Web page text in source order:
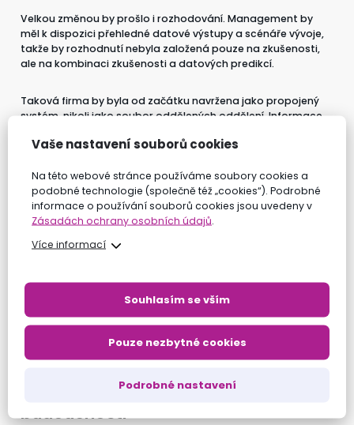
Velkou změnou by prošlo i rozhodování. Management by
měl k dispozici přehledné datové výstupy a scénáře vývoje,
takže by rozhodnutí nebyla založená pouze na zkušenosti,
ale na kombinaci zkušenosti a datových predikcí.
Taková firma by byla od začátku navržena jako propojený
systém, nikoli jako soubor oddělených oddělení. Informace
procházely celou organizací.
Už dnes existují firmy, které jsou z velké části
automatizované, a myslím si, že právě tímto směrem se
bude ubírat většina nově vznikajících podniků. Neznamená
to, že lidé zmizí z procesu, ale jejich role se posune od
vykonávání rutinní práce k dohledu nad systémy, řešení
Firmy založené dnes mají výhodu v tom, že nejsou zatížené
starými procesy. Mohou rovnou navrhnout fungování tak,
aby bylo efektivní, datově řízené a připravené na
AI jako konkurenční výhoda
budoucnosti
Vaše nastavení souborů cookies
Na této webové stránce používáme soubory cookies a
podobné technologie (společně též „cookies“). Podrobné
informace o používání souborů cookies jsou uvedeny v
Zásadách ochrany osobních údajů.
Více informací
Souhlasím se vším
Pouze nezbytné cookies
Podrobné nastavení